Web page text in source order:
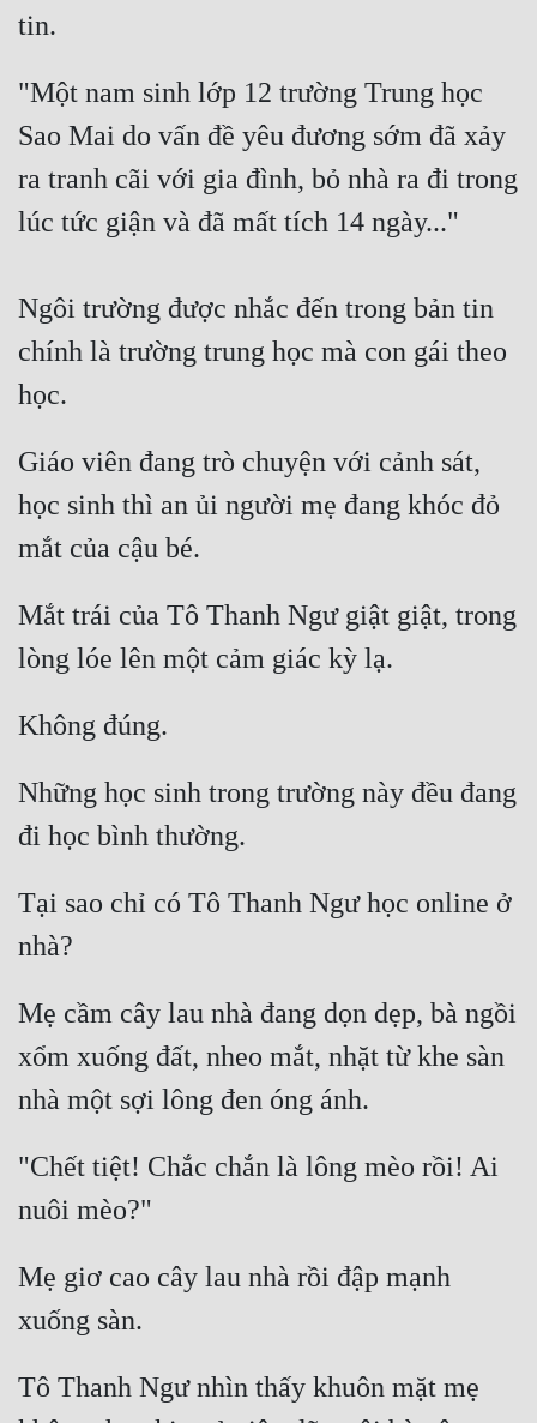
tin.
"Một nam sinh lớp 12 trường Trung học
Sao Mai do vấn đề yêu đương sớm đã xảy
ra tranh cãi với gia đình, bỏ nhà ra đi trong
lúc tức giận và đã mất tích 14 ngày..."
Ngôi trường được nhắc đến trong bản tin
chính là trường trung học mà con gái theo
học.
Giáo viên đang trò chuyện với cảnh sát,
học sinh thì an ủi người mẹ đang khóc đỏ
mắt của cậu bé.
Mắt trái của Tô Thanh Ngư giật giật, trong
lòng lóe lên một cảm giác kỳ lạ.
Không đúng.
Những học sinh trong trường này đều đang
đi học bình thường.
Tại sao chỉ có Tô Thanh Ngư học online ở
nhà?
Mẹ cầm cây lau nhà đang dọn dẹp, bà ngồi
xổm xuống đất, nheo mắt, nhặt từ khe sàn
nhà một sợi lông đen óng ánh.
"Chết tiệt! Chắc chắn là lông mèo rồi! Ai
nuôi mèo?"
Mẹ giơ cao cây lau nhà rồi đập mạnh
xuống sàn.
Tô Thanh Ngư nhìn thấy khuôn mặt mẹ